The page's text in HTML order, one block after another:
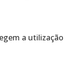
a utilização